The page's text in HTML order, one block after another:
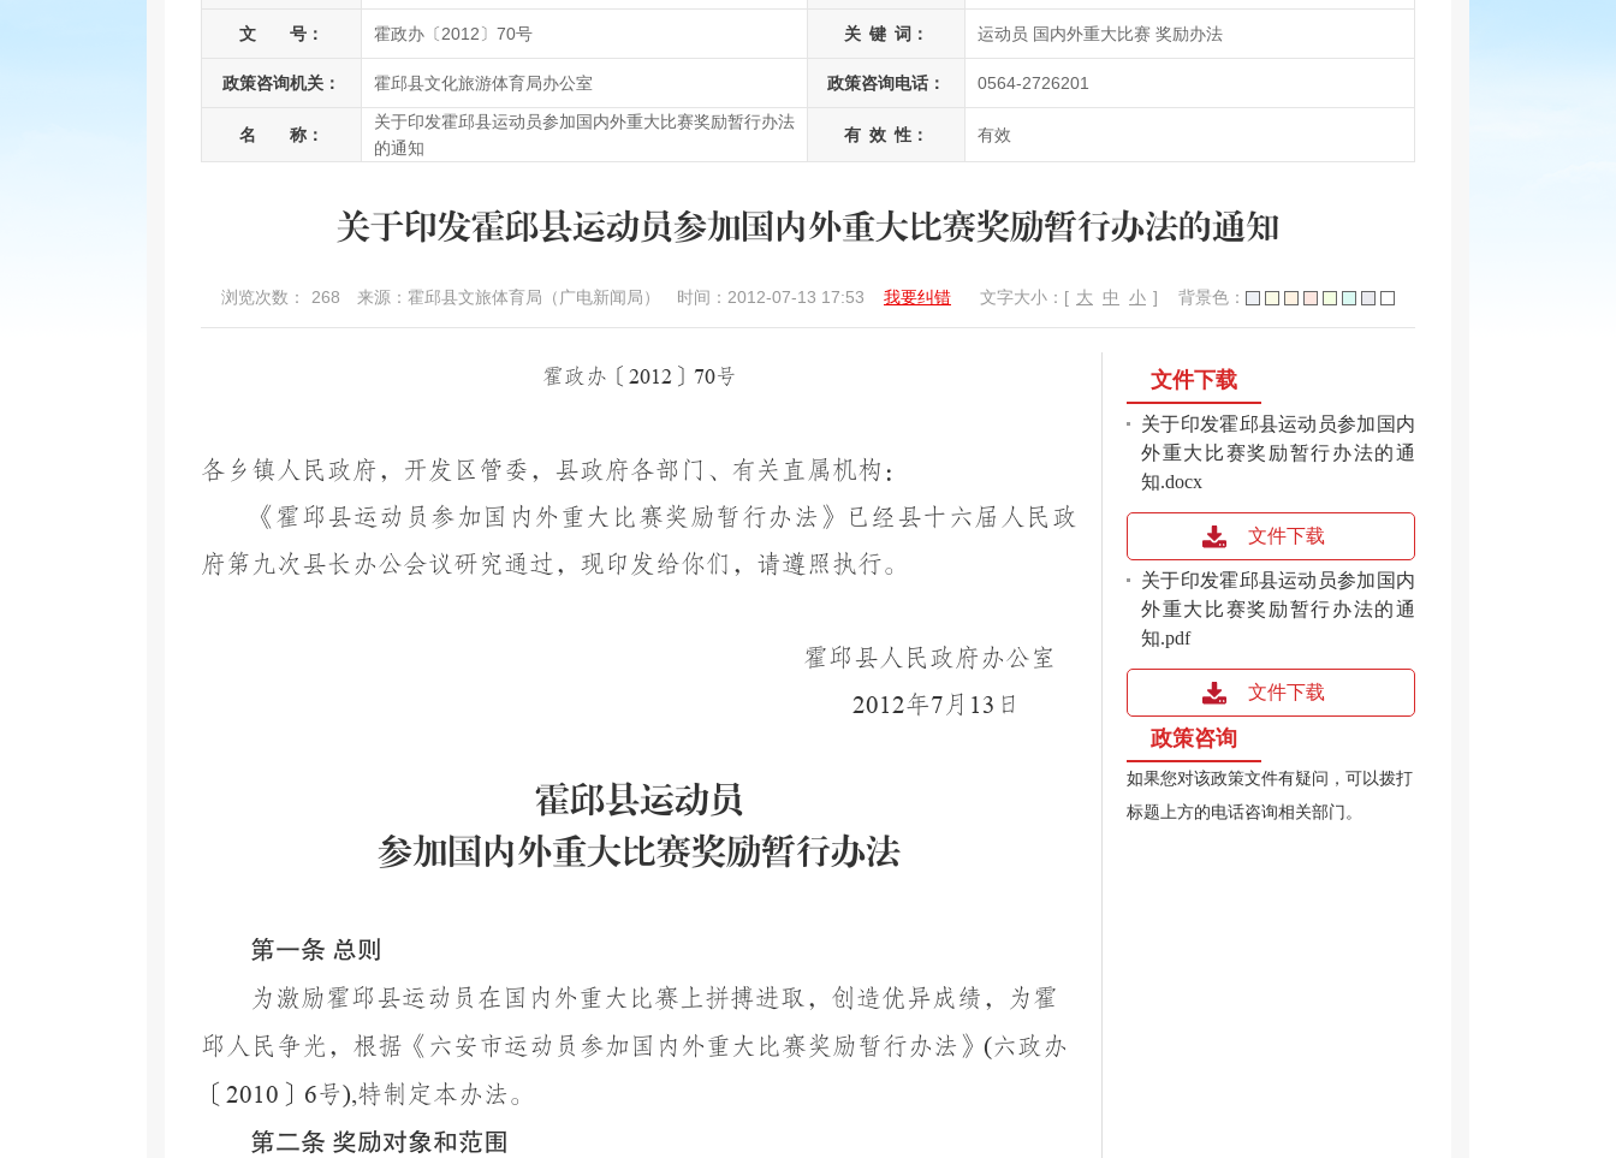
文 号： 霍政办〔2012〕70号 关 键 词： 运动员 国内外重大比赛 奖励办法
政策咨询机关： 霍邱县文化旅游体育局办公室 政策咨询电话： 0564-2726201
名 称：
关于印发霍邱县运动员参加国内外重大比赛奖励暂行办法
的通知
有 效 性： 有效
关于印发霍邱县运动员参加国内外重大比赛奖励暂行办法的通知
浏览次数： 268 来源：霍邱县文旅体育局（广电新闻局） 时间：2012-07-13 17:53 我要纠错 文字大小：[ 大 中 小 ] 背景色：
霍政办〔 2012 〕 70号
各乡镇人民政府，开发区管委，县政府各部门、有关直属机构：
《霍邱县运动员参加国内外重大比赛奖励暂行办法》已经县十六届人民政
府第九次县长办公会议研究通过，现印发给你们，请遵照执行。
霍邱县人民政府办公室
2012年7 月 13 日
霍邱县运动员
参加国内外重大比赛奖励暂行办法
第一条 总则
为激励霍邱县运动员在国内外重大比赛上拼搏进取，创造优异成绩，为霍
邱人民争光，根据《六安市运动员参加国内外重大比赛奖励暂行办法》 (六政办
〔 2010 〕 6号),特制定本办法。
第二条 奖励对象和范围
文件下载
关于印发霍邱县运动员参加国内
外重大比赛奖励暂行办法的通
知.docx
文件下载
关于印发霍邱县运动员参加国内
外重大比赛奖励暂行办法的通
知.pdf
文件下载
政策咨询
如果您对该政策文件有疑问，可以拨打
标题上方的电话咨询相关部门。